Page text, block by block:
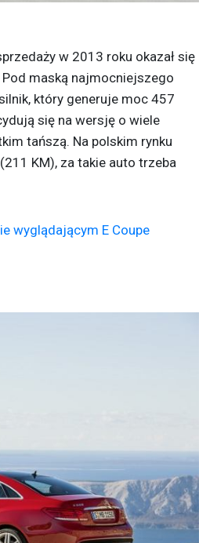
w 2013 roku okazał się
maską najmocniejszego
który generuje moc 457
się na wersję o wiele
tańszą. Na polskim rynku
KM), za takie auto trzeba
wyglądającym E Coupe